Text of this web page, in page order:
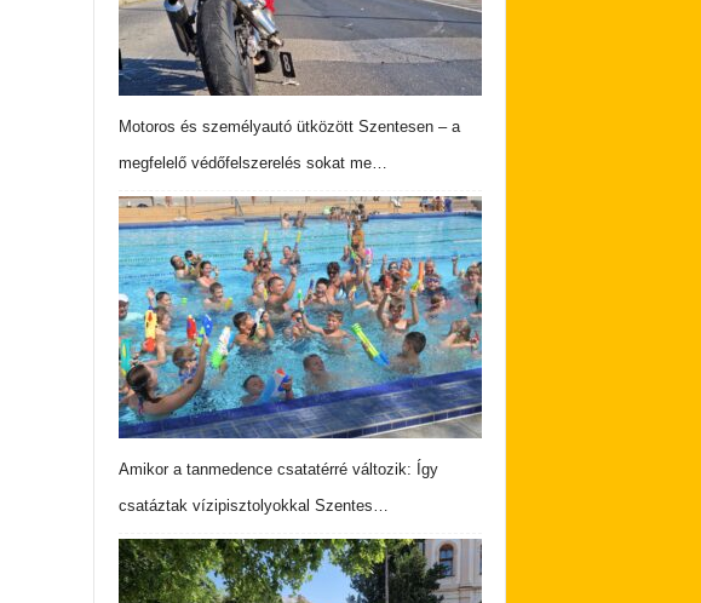
Motoros és személyautó ütközött Szentesen – a
megfelelő védőfelszerelés sokat me…
Amikor a tanmedence csatatérré változik: Így
csatáztak vízipisztolyokkal Szentes…